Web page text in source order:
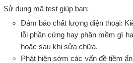
Sử dụng mã test giúp bạn:
Đảm bảo chất lượng điện thoại:
lỗi phần cứng hay phần mềm gì
hoặc sau khi sửa chữa.
Phát hiện sớm các vấn đề tiềm